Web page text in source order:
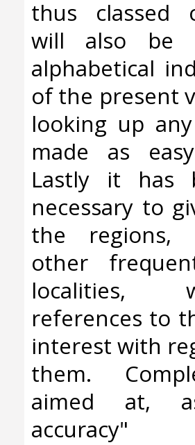
thus classed
will also be
alphabetical
of the present
looking up
made as
Lastly it has
necessary to
the regions,
other
localities,
references to
interest with
them.
aimed at,
accuracy" ‎